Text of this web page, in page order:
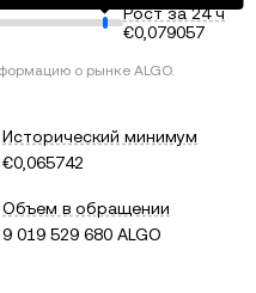
Рост за 24 ч
€0,079057
о рынке ALGO.
Исторический минимум
€0,065742
Объем в обращении
9 019 529 680 ALGO